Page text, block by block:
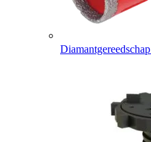
Diamantgereedschap